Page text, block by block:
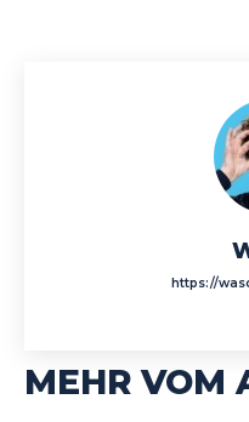
https://
MEHR VOM